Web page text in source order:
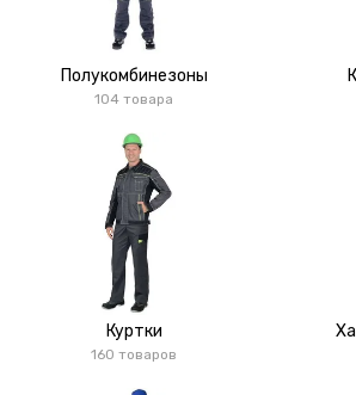
Полукомбинезоны
104 товара
Куртки
160 товаров